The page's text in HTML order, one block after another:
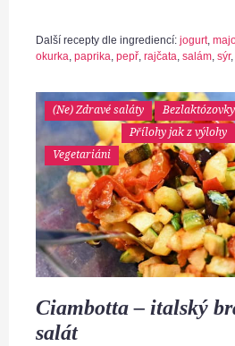
Další recepty dle ingrediencí: jogurt,
okurka paprika pepř rajčata salám sýr,
(Ne) Zdravé saláty Bezlaktózovky
Přílohy jak z výlohy
Vegetariáni
Ciambotta – italský
salát